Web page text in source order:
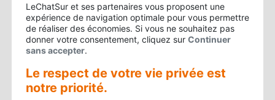
dispositif santé.
Quels changements en 2019 ?
Les premières actions ont concerné le
plafonnement des tarifs du panier 100 % santé
LeChatSur et ses partenaires vous proposent une
expérience de navigation optimale pour vous permettre
de réaliser des économies. Si vous ne souhaitez pas
donner votre consentement, cliquez sur Continuer
sans accepter.
Le respect de votre vie privée est
notre priorité.